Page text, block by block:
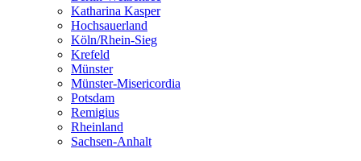
Katharina Kasper
Hochsauerland
Köln/Rhein-Sieg
Krefeld
Münster
Münster-Misericordia
Potsdam
Remigius
Rheinland
Sachsen-Anhalt